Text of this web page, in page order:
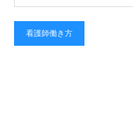
看護師働き方